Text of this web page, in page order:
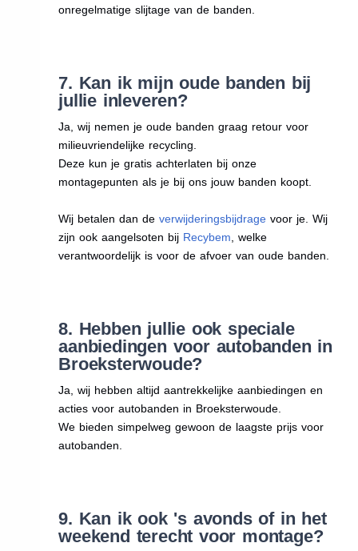
onregelmatige slijtage van de banden.
7. Kan ik mijn oude banden bij
jullie inleveren?
Ja, wij nemen je oude banden graag retour voor
milieuvriendelijke recycling.
Deze kun je gratis achterlaten bij onze
montagepunten als je bij ons jouw banden koopt.
Wij betalen dan deverwijderingsbijdrage voor je. Wij
zijn ook aangelsoten bij Recybem , welke
verantwoordelijk is voor de afvoer van oude banden.
8. Hebben jullie ook speciale
aanbiedingen voor autobanden in
Broeksterwoude?
Ja, wij hebben altijd aantrekkelijke aanbiedingen en
acties voor autobanden in Broeksterwoude.
We bieden simpelweg gewoon de laagste prijs voor
autobanden.
9. Kan ik ook 's avonds of in het
weekend terecht voor montage?